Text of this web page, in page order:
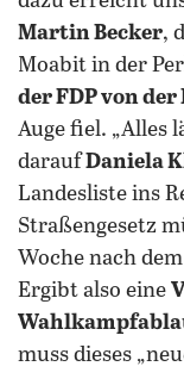
Martin Becker,
Moabit in der
der FDP von
Auge fiel. „Alles
daraufDaniela
Landesliste ins
Straßengesetz
Woche nach
Ergibt also eine
muss dieses